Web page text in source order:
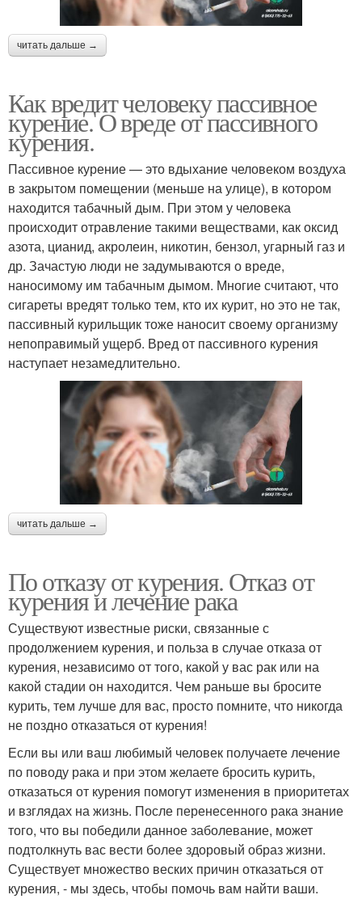
читать дальше →
Как вредит человеку пассивное
курение. О вреде от пассивного
курения.
Пассивное курение — это вдыхание человеком воздуха
в закрытом помещении (меньше на улице), в котором
находится табачный дым. При этом у человека
происходит отравление такими веществами, как оксид
азота, цианид, акролеин, никотин, бензол, угарный газ и
др. Зачастую люди не задумываются о вреде,
наносимому им табачным дымом. Многие считают, что
сигареты вредят только тем, кто их курит, но это не так,
пассивный курильщик тоже наносит своему организму
непоправимый ущерб. Вред от пассивного курения
наступает незамедлительно.
читать дальше →
По отказу от курения. Отказ от
курения и лечение рака
Существуют известные риски, связанные с
продолжением курения, и польза в случае отказа от
курения, независимо от того, какой у вас рак или на
какой стадии он находится. Чем раньше вы бросите
курить, тем лучше для вас, просто помните, что никогда
не поздно отказаться от курения!
Если вы или ваш любимый человек получаете лечение
по поводу рака и при этом желаете бросить курить,
отказаться от курения помогут изменения в приоритетах
и взглядах на жизнь. После перенесенного рака знание
того, что вы победили данное заболевание, может
подтолкнуть вас вести более здоровый образ жизни.
Существует множество веских причин отказаться от
курения, - мы здесь, чтобы помочь вам найти ваши.